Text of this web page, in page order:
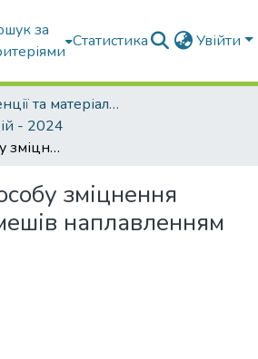
за
Статистика Увійти
Конференції та матеріали конференцій
- 2024
Розробка способу зміцнення плужних лемешів наплавленням валиків
зміцнення
наплавленням